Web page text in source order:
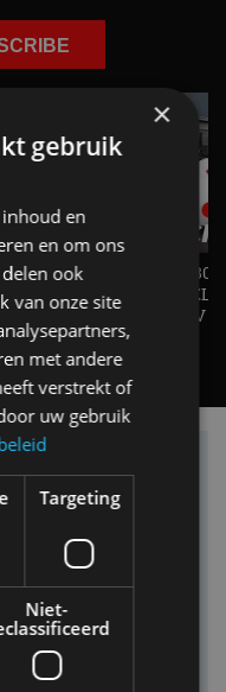
1.500 KG Trekgewicht & 380
pk's, maar
is het? - AutoRAI TV
×
gebruik
en
en om ons
ook
van onze site
met andere
verstrekt of
uw gebruik
Targeting
Niet-